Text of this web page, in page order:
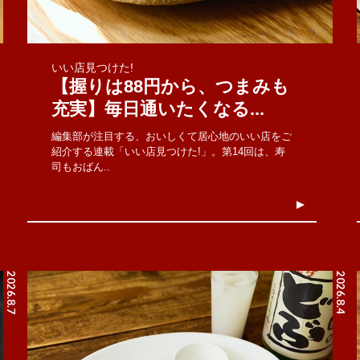
いい店見つけた!
【握りは88円から、つまみも
充実】毎日通いたくなる...
編集部が注目する、おいしくて居心地のいい店をご
紹介する連載「いい店見つけた!」。第14回は、寿
司もおばん..
2026.8.7 2026.8.4